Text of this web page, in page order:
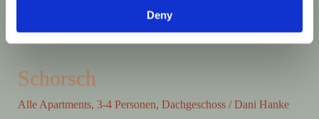
Deny
Schorsch
Alle Apartments, 3-4 Personen, Dachgeschoss/Dani Hanke
Schorsch